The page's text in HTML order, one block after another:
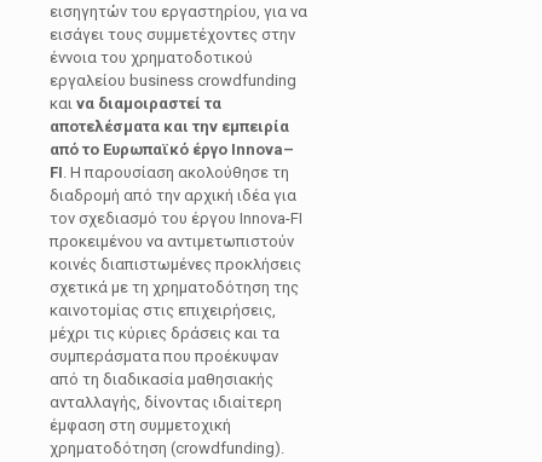
εισηγητών του εργαστηρίου, για να
εισάγει τους συμμετέχοντες στην
έννοια του χρηματοδοτικού
εργαλείου business crowdfunding
και να διαμοιραστεί τα
αποτελέσματα και την εμπειρία
από το Ευρωπαϊκό έργο Innova–
FI. Η παρουσίαση ακολούθησε τη
διαδρομή από την αρχική ιδέα για
τον σχεδιασμό του έργου Innova-FI
προκειμένου να αντιμετωπιστούν
κοινές διαπιστωμένες προκλήσεις
σχετικά με τη χρηματοδότηση της
καινοτομίας στις επιχειρήσεις,
μέχρι τις κύριες δράσεις και τα
συμπεράσματα που προέκυψαν
από τη διαδικασία μαθησιακής
ανταλλαγής, δίνοντας ιδιαίτερη
έμφαση στη συμμετοχική
χρηματοδότηση (crowdfunding).